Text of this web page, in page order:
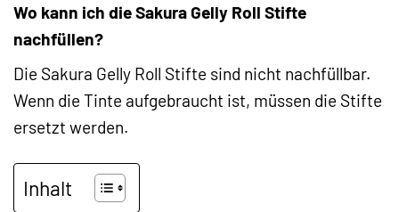
Wo kann ich die Sakura Gelly Roll Stifte
nachfüllen?
Die Sakura Gelly Roll Stifte sind nicht nachfüllbar.
Wenn die Tinte aufgebraucht ist, müssen die Stifte
ersetzt werden.
Inhalt